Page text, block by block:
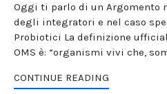
Oggi ti parlo di un Argomento
degli integratori e nel caso
Probiotici La definizione
OMS è: “organismi vivi che,
CONTINUE READING